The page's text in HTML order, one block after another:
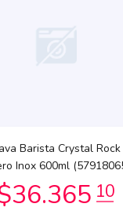
Barista Crystal Rock
Inox 600ml